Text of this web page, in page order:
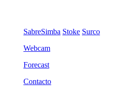
SabreSimba Stoke Surco
Webcam
Forecast
Contacto